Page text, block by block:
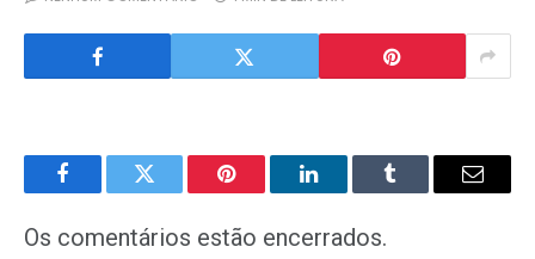
FacebookTwitter Pinterest LinkedInTumblr
E-
Os comentários estão encerrados.